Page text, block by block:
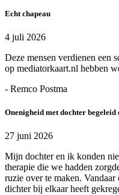
Echt chapeau
4 juli 2026
Deze mensen verdienen een
op mediatorkaart.nl hebben
- Remco Postma
Onenigheid met dochter begeleid
27 juni 2026
Mijn dochter en ik konden
therapie die we hadden
ruzie over te maken.
dichter bij elkaar heeft